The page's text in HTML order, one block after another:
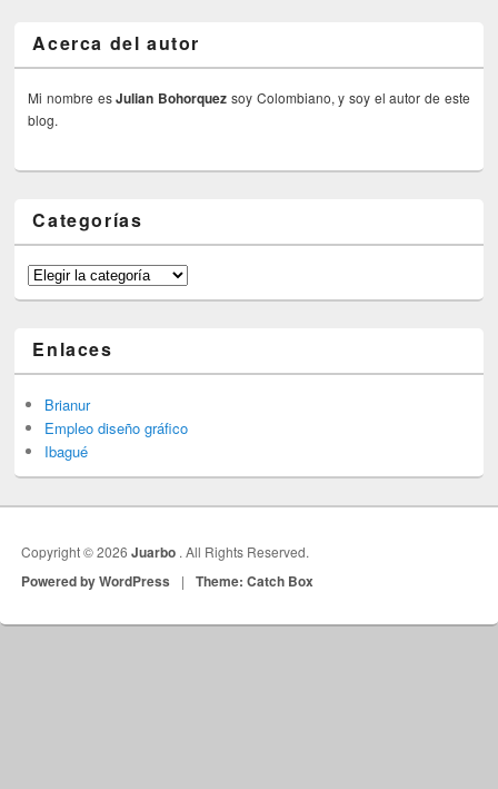
Acerca del autor
Mi nombre esJulian Bohorquez soy Colombiano, y soy el autor de este
blog.
Categorías
Categorías
Enlaces
Brianur
Empleo diseño gráfico
Ibagué
Copyright © 2026Juarbo . All Rights Reserved.
Powered by WordPress | Theme: Catch Box